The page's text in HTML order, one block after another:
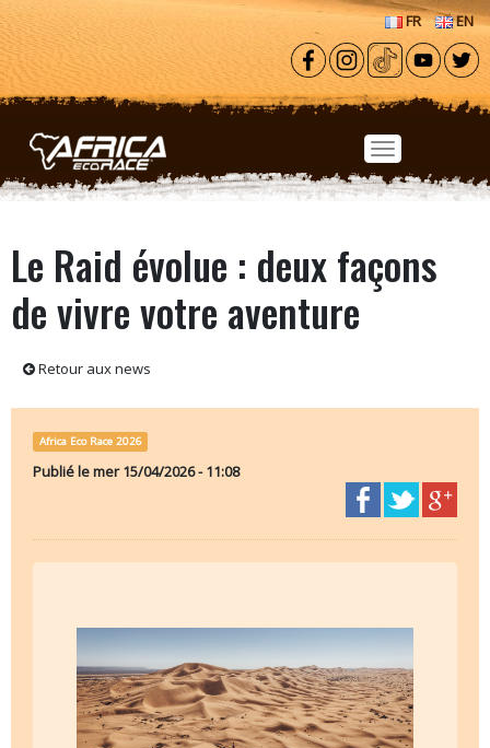
Aller au contenu principal
FR EN
Le Raid évolue : deux façons
de vivre votre aventure
Retour aux news
Africa Eco Race 2026
Publié lemer 15/04/2026 - 11:08